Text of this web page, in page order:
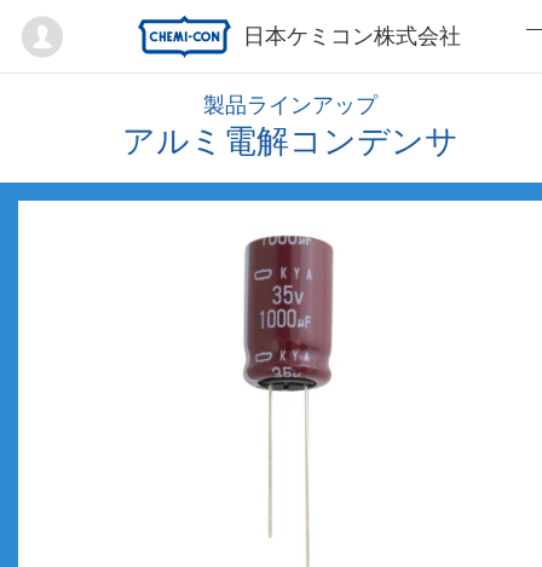
日本ケミコン株式会社
Mypage
製品ラインアップ
アルミ電解コンデンサ